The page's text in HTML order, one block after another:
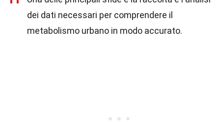
dei dati necessari per comprendere il
metabolismo urbano in modo accurato.